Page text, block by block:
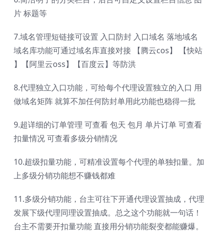
片 标题等
7.域名管理短链接可设置 入口防封 入口域名 落地域名
域名库功能可通过域名库直接对接 【腾云cos】 【快站
】【阿里云oss】【百度云】等防洪
8.代理独立入口功能，可给每个代理设置独立的入口 用
做域名矩阵 就算不加任何防封单用此功能也稳得一批
9.超详细的订单管理 可查看 包天 包月 单片订单 可查看
扣量情况 可查看多级分销情况
10.超级扣量功能，可精准设置每个代理的单独扣量。加
上多级分销功能想不赚钱都难
11.多级分销功能，台主可往下开通代理设置抽成，代理
发展下级代理同理设置抽成。总之这个功能就一句话！
台主不需要开扣量功能 直接用分销功能裂变都能赚爆。